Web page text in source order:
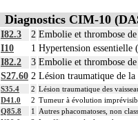
Diagnostics CIM-10
I82.3 2 Embolie et thrombose
I10
1 Hypertension
I82.2
3 Embolie et thrombose
S27.60 2 Lésion traumatique de
S35.4 2 Lésion traumatique des
D41.0
2 Tumeur à évolution
Q85.8
1
Autres phacomatoses, non